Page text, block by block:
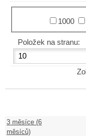
1000
Položek na stranu:
3 měsíce (6
měsíců)